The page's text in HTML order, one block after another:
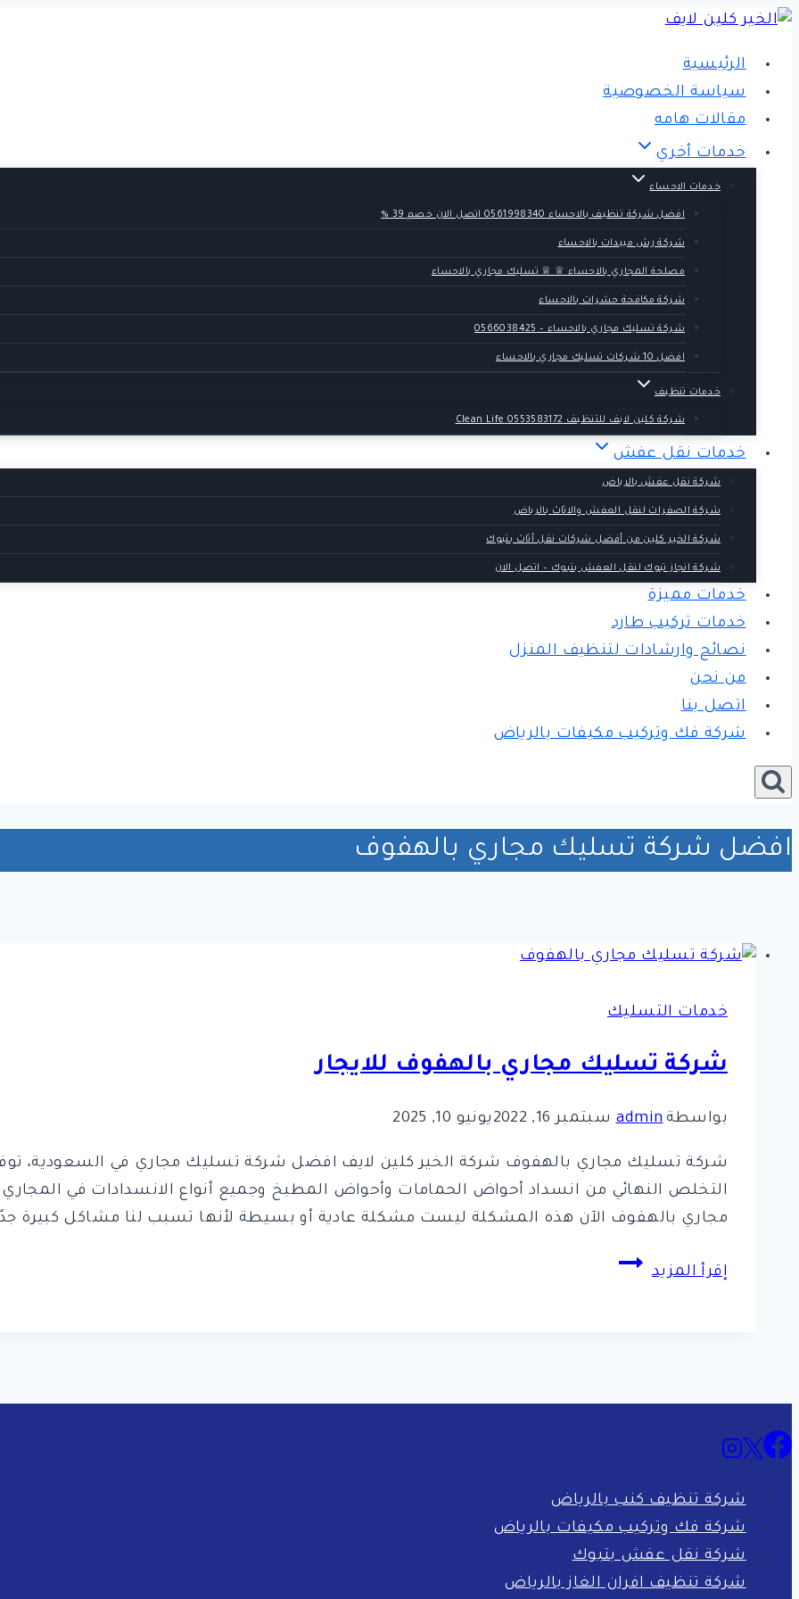
التجاوز
المحتوى
الرئيسية
سياسة الخصوصية
مقالات هامه
خدمات أخري
خدمات الاحساء
افضل شركة تنظيف بالاحساء 0561998340 اتصل الان خصم 39 %
شركة رش مبيدات بالاحساء
مصلحة المجاري بالاحساء ♕ ♕ تسليك مجاري بالاحساء
شركة مكافحة حشرات بالاحساء
شركة تسليك مجاري بالاحساء – 0566038425
افضل 10 شركات تسليك مجاري بالاحساء
خدمات تنظيف
شركة كلين لايف للتنظيف 0553583172 Clean Life
خدمات نقل عفش
شركة نقل عفش بالرياض
شركة الصفرات لنقل العفش والاثاث بالرياض
شركة الخير كلين من أفضل شركات نقل أثاث بتبوك
شركة انجاز تبوك لنقل العفش بتبوك – اتصل الان
خدمات مميزة
خدمات تركيب طارد
نصائح وارشادات لتنظيف المنزل
من نحن
اتصل بنا
شركة فك وتركيب مكيفات بالرياض
افضل شركة تسليك مجاري بالهفوف
خدمات التسليك
شركة تسليك مجاري بالهفوف للايجار
بواسطةadmin سبتمبر 16, 2022 يونيو 10, 2025
شركة تسليك مجاري بالهفوف شركة الخير كلين لايف افضل شركة تسليك مجاري في السعودية،
التخلص النهائي من انسداد أحواض الحمامات وأحواض المطبخ وجميع أنواع الانسدادات في المجاري
مجاري بالهفوف الآن هذه المشكلة ليست مشكلة عادية أو بسيطة لأنها تسبب لنا مشاكل كبيرة
إقرأ المزيد
شركة
شركة تنظيف كنب بالرياض
شركة فك وتركيب مكيفات بالرياض
شركة نقل عفش بتبوك
شركة تنظيف افران الغاز بالرياض